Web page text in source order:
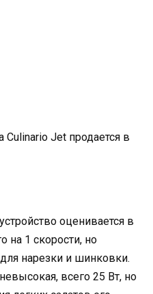
Jet продается в
оценивается в
на 1 скорости, но
нарезки и шинковки.
всего 25 Вт, но